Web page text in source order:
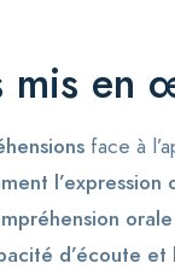
mis
face à
l’expression
orale
d’écoute